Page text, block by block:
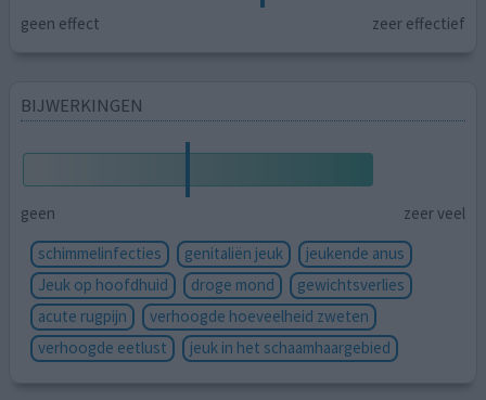
geen effect zeer effectief
BIJWERKINGEN
geen
zeer veel
schimmelinfecties
genitaliën jeuk
jeukende anus
Jeuk op hoofdhuid
droge mond
gewichtsverlies
acute rugpijn
verhoogde hoeveelheid zweten
verhoogde eetlust
jeuk in het schaamhaargebied